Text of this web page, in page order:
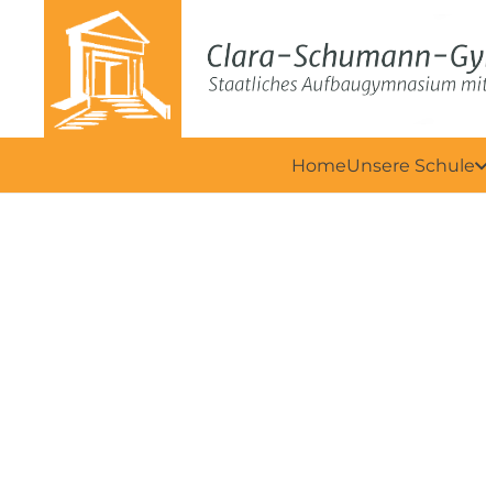
HomeUnsere Schule